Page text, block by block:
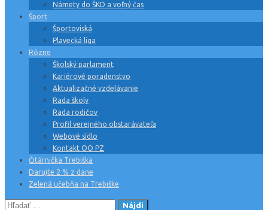
Námety do ŠKD a voľný čas
Šport
Športoviská
Plavecká liga
Rôzne
Školský parlament
Kariérové poradenstvo
Aktualizačné vzdelávanie
Rada školy
Rada rodičov
Profil verejného obstarávateľa
Webové sídlo
Kontakt OO PZ
Čitárnička Trebiška
Darujte 2 % z dane
Zelená učebňa na Trebiške
Hľadať: